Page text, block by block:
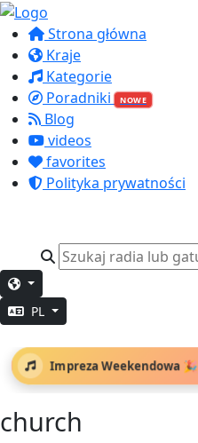
Strona główna
Kraje
Kategorie
Poradniki
NOWE
Blog
videos
favorites
Polityka prywatności
PL
Impreza Weekendowa 🎉
church